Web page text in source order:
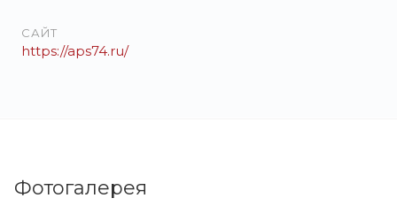
САЙТ
https://aps74.ru/
Фотогалерея